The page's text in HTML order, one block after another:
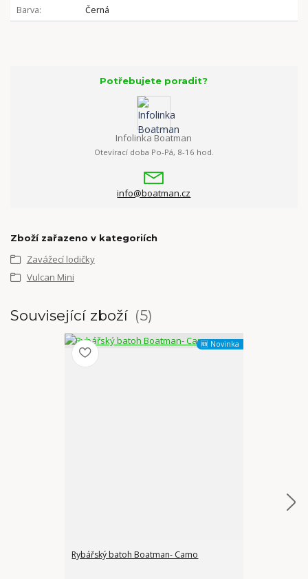
Barva Černá
Potřebujete poradit?
Infolinka Boatman
Otevírací doba Po-Pá, 8-16 hod.
info@boatman.cz
Zboží zařazeno v kategoriích
Zavážecí lodičky
Vulcan Mini
Související zboží 5
🆕 Novinka
Rybářský batoh Boatman- Camo